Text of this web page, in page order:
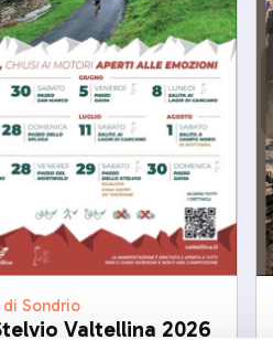
Sondrio
Valtellina 2026